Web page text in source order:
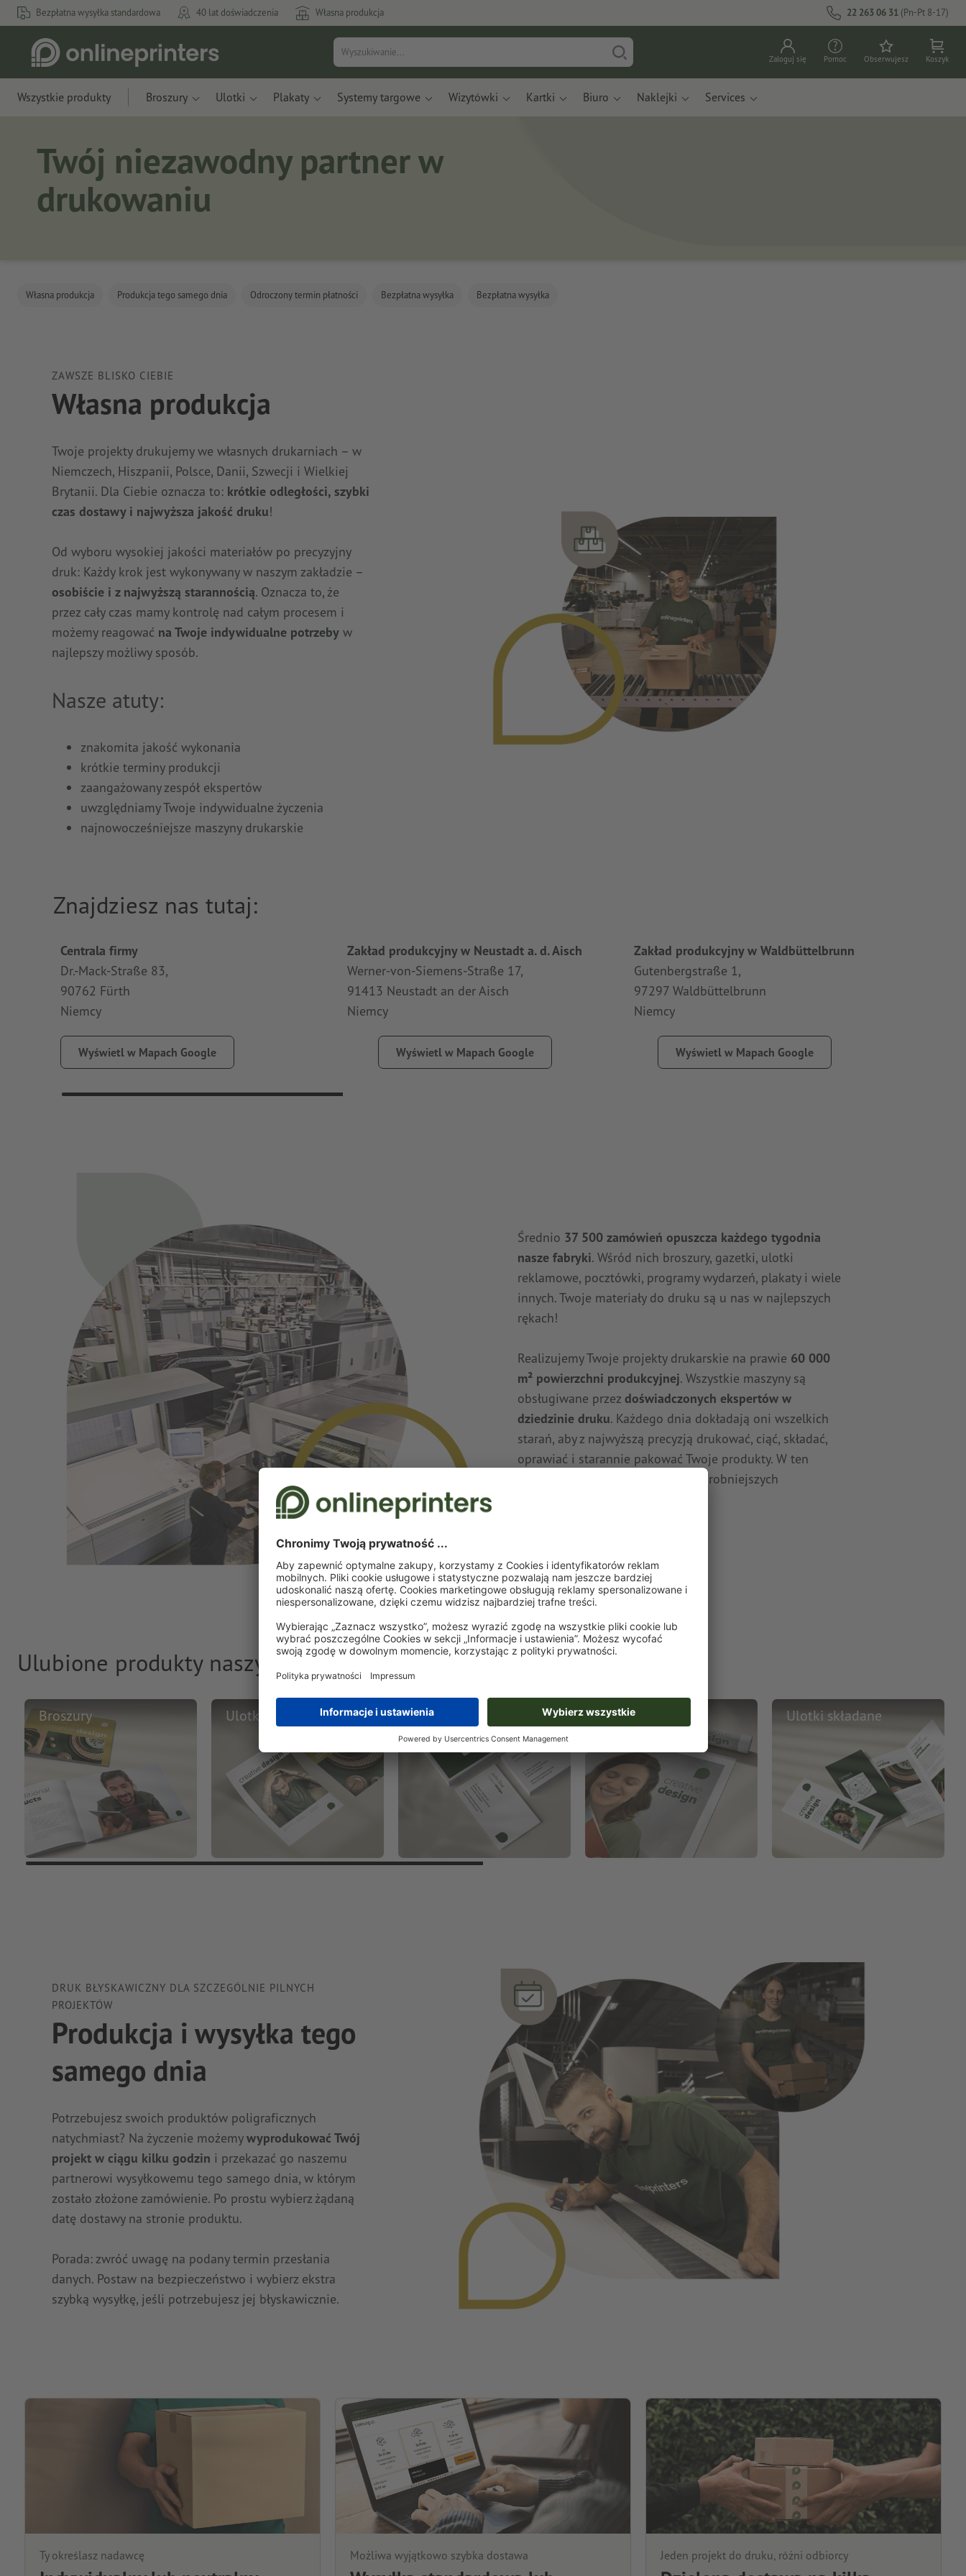
Bezpłatna wysyłka standardowa 40 lat doświadczenia Własna produkcja 22 263 06 31 (Pn-Pt 8-17)
Zaloguj się Pomoc Obserwujesz Koszyk
Wszystkie produkty Broszury Ulotki Plakaty Systemy targowe Wizytówki Kartki Biuro Naklejki Services
Twój niezawodny partner w
drukowaniu
Własna produkcja Produkcja tego samego dnia Odroczony termin płatności Bezpłatna wysyłka Bezpłatna wysyłka
ZAWSZE BLISKO CIEBIE
Własna produkcja
Twoje projekty drukujemy we własnych drukarniach – w
Niemczech, Hiszpanii, Polsce, Danii, Szwecji i Wielkiej
Brytanii. Dla Ciebie oznacza to: krótkie odległości, szybki
czas dostawy i najwyższa jakość druku!
Od wyboru wysokiej jakości materiałów po precyzyjny
druk: Każdy krok jest wykonywany w naszym zakładzie –
osobiście i z najwyższą starannością. Oznacza to, że
przez cały czas mamy kontrolę nad całym procesem i
możemy reagować na Twoje indywidualne potrzeby w
najlepszy możliwy sposób.
Nasze atuty:
znakomita jakość wykonania
krótkie terminy produkcji
zaangażowany zespół ekspertów
uwzględniamy Twoje indywidualne życzenia
najnowocześniejsze maszyny drukarskie
Znajdziesz nas tutaj:
Centrala firmy
Dr.-Mack-Straße 83,
90762 Fürth
Niemcy
Wyświetl w Mapach Google
Zakład produkcyjny w Neustadt a. d. Aisch
Werner-von-Siemens-Straße 17,
91413 Neustadt an der Aisch
Niemcy
Wyświetl w Mapach Google
Zakład produkcyjny w Waldbüttelbrunn
Gutenbergstraße 1,
97297 Waldbüttelbrunn
Niemcy
Wyświetl w Mapach Google
Średnio 37 500 zamówień opuszcza każdego tygodnia
nasze fabryki. Wśród nich broszury, gazetki, ulotki
reklamowe, pocztówki, programy wydarzeń, plakaty i wiele
innych. Twoje materiały do druku są u nas w najlepszych
rękach!
Realizujemy Twoje projekty drukarskie na prawie 60 000
m² powierzchni produkcyjnej. Wszystkie maszyny są
obsługiwane przez doświadczonych ekspertów w
dziedzinie druku. Każdego dnia dokładają oni wszelkich
starań, aby z najwyższą precyzją drukować, ciąć, składać,
oprawiać i starannie pakować Twoje produkty. W ten
sposób zapewniamy jakość w najdrobniejszych
Ulubione produkty naszych klientów
Broszury Ulotki Wizytówki Plakaty Ulotki składane
DRUK BŁYSKAWICZNY DLA SZCZEGÓLNIE PILNYCH
PROJEKTÓW
Produkcja i wysyłka tego
samego dnia
Potrzebujesz swoich produktów poligraficznych
natychmiast? Na życzenie możemywyprodukować Twój
projekt w ciągu kilku godzin i przekazać go naszemu
partnerowi wysyłkowemu tego samego dnia, w którym
zostało złożone zamówienie. Po prostu wybierz żądaną
datę dostawy na stronie produktu.
Porada: zwróć uwagę na podany termin przesłania
danych. Postaw na bezpieczeństwo i wybierz ekstra
szybką wysyłkę, jeśli potrzebujesz jej błyskawicznie.
Ty określasz nadawcę Możliwa wyjątkowo szybka dostawa Jeden projekt do druku, różni odbiorcy